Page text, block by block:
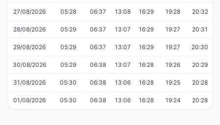
27/08/2026 05:28 06:37 13:08 16:29 19:28 20:32
28/08/2026 05:29 06:37 13:07 16:29 19:27 20:31
29/08/2026 05:29 06:37 13:07 16:29 19:27 20:30
30/08/2026 05:29 06:38 13:07 16:28 19:26 20:29
31/08/2026 05:30 06:38 13:06 16:28 19:25 20:28
01/09/2026 05:30 06:38 13:06 16:28 19:24 20:28